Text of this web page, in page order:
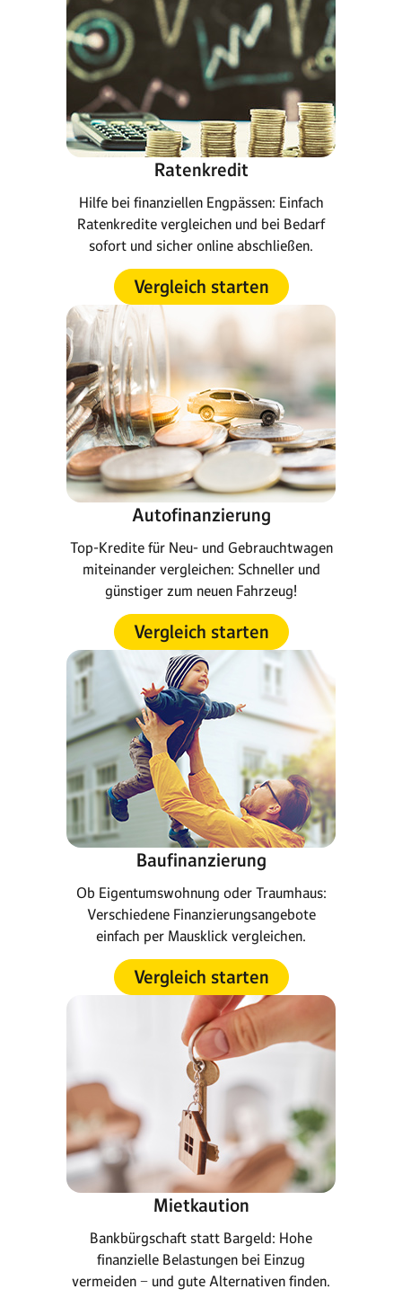
Ratenkredit
Hilfe bei finanziellen Engpässen: Einfach
Ratenkredite vergleichen und bei Bedarf
sofort und sicher online abschließen.
Vergleich starten
Autofinanzierung
Top-Kredite für Neu- und Gebrauchtwagen
miteinander vergleichen: Schneller und
günstiger zum neuen Fahrzeug!
Vergleich starten
Baufinanzierung
Ob Eigentumswohnung oder Traumhaus:
Verschiedene Finanzierungsangebote
einfach per Mausklick vergleichen.
Vergleich starten
Mietkaution
Bankbürgschaft statt Bargeld: Hohe
finanzielle Belastungen bei Einzug
vermeiden − und gute Alternativen finden.